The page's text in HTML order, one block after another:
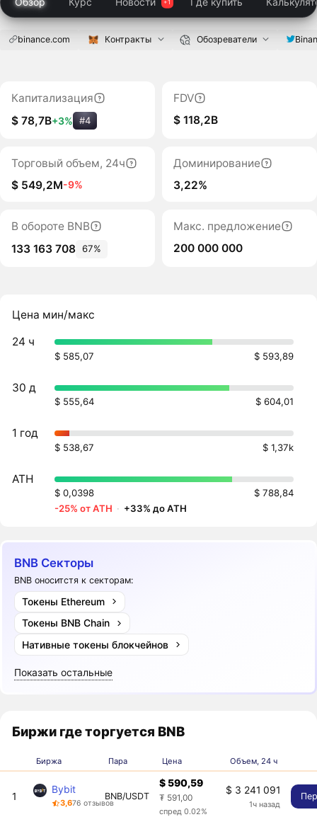
binance.com Контракты Обозреватели
Капитализация
$ 78,7B+3% #4
FDV
$ 118,2B
Торговый объем, 24ч
$ 549,2M-9%
Доминирование
3,22%
В обороте BNB
133 163 708 67%
Макс. предложение
200 000 000
Цена мин/макс
24 ч
$ 585,07 $ 593,89
30 д
$ 555,64 $ 604,01
1 год
$ 538,67 $ 1,37k
ATH
$ 0,0398
$ 788,84
-25% от ATH · +33% до ATH
BNB Секторы
BNB оноситстя к секторам:
Токены Ethereum
Токены BNB Chain
Нативные токены блокчейнов
Показать остальные
Биржи где торгуется BNB
Биржа Пара Цена Объем, 24 ч
1
Bybit
3,676 отзывов
BNB/USDT
$ 590,59
₮ 591,00
спред 0.02%
$ 3 241 091
1ч назад